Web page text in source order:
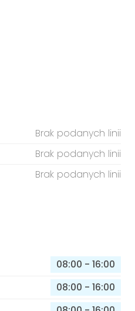
Brak podanych linii
Brak podanych linii
Brak podanych linii
08:00 - 16:00
08:00 - 16:00